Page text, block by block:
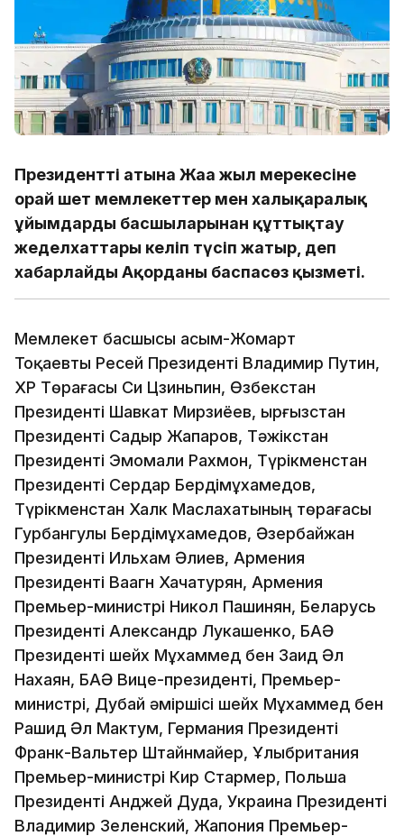
Президенттің атына Жаңа жыл мерекесіне
орай шет мемлекеттер мен халықаралық
ұйымдардың басшыларынан құттықтау
жеделхаттары келіп түсіп жатыр, деп
хабарлайды Ақорданың баспасөз қызметі.
Мемлекет басшысы Қасым-Жомарт
Тоқаевты Ресей Президенті Владимир Путин,
ҚХР Төрағасы Си Цзиньпин, Өзбекстан
Президенті Шавкат Мирзиёев, Қырғызстан
Президенті Садыр Жапаров, Тәжікстан
Президенті Эмомали Рахмон, Түрікменстан
Президенті Сердар Бердімұхамедов,
Түрікменстан Халк Маслахатының төрағасы
Гурбангулы Бердімұхамедов, Әзербайжан
Президенті Ильхам Әлиев, Армения
Президенті Ваагн Хачатурян, Армения
Премьер-министрі Никол Пашинян, Беларусь
Президенті Александр Лукашенко, БАӘ
Президенті шейх Мұхаммед бен Заид Әл
Нахаян, БАӘ Вице-президенті, Премьер-
министрі, Дубай әміршісі шейх Мұхаммед бен
Рашид Әл Мактум, Германия Президенті
Франк-Вальтер Штайнмайер, Ұлыбритания
Премьер-министрі Кир Стармер, Польша
Президенті Анджей Дуда, Украина Президенті
Владимир Зеленский, Жапония Премьер-